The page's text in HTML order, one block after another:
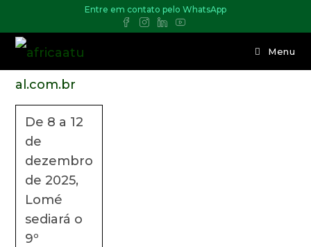
Entre em contato pelo WhatsApp
Menu
De 8 a 12
de
dezembro
de 2025,
Lomé
sediará o
9º